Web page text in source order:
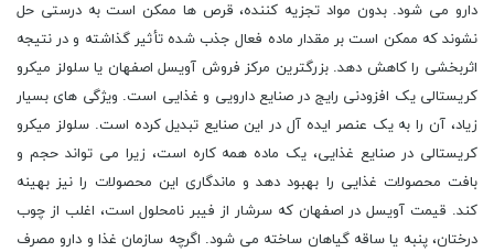
دارو می شود. بدون مواد تجزیه کننده، قرص ها ممکن است به درستی حل
نشوند که ممکن است بر مقدار ماده فعال جذب شده تأثیر گذاشته و در نتیجه
اثربخشی را کاهش دهد. بزرگترین مرکز فروش آویسل اصفهان یا سلولز میکرو
کریستالی یک افزودنی رایج در صنایع دارویی و غذایی است. ویژگی های بسیار
زیاد، آن را به یک عنصر ایده آل در این صنایع تبدیل کرده است. سلولز میکرو
کریستالی در صنایع غذایی، یک ماده همه کاره است، زیرا می تواند حجم و
بافت محصولات غذایی را بهبود دهد و ماندگاری این محصولات را نیز بهینه
کند. قیمت آویسل در اصفهان که سرشار از فیبر نامحلول است، اغلب از چوب
درختان، پنبه یا ساقه گیاهان ساخته می شود. اگرچه سازمان غذا و دارو مصرف